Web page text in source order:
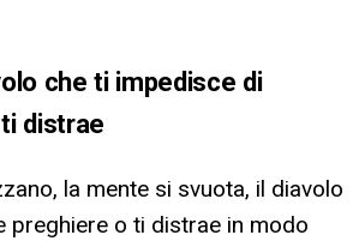
che ti impedisce di
distrae
la mente si svuota, il diavolo
preghiere o ti distrae in modo